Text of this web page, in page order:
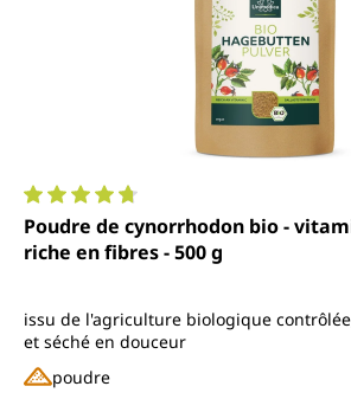
Note moyenne de 4.8 sur 5 étoiles
Poudre de cynorrhodon bio -
riche en fibres - 500 g
issu de l'agriculture biologique
et séché en douceur
poudre